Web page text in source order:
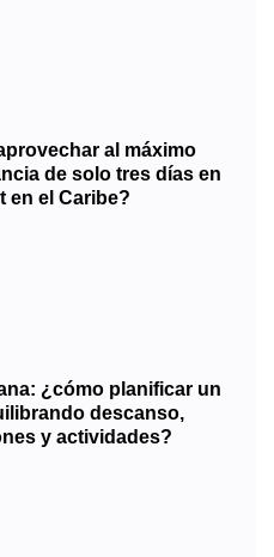
al máximo
de solo tres días en
en el Caribe?
¿cómo planificar un
descanso,
y actividades?